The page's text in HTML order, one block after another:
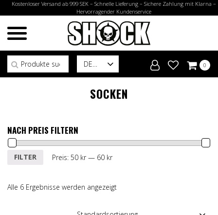
Kostenloser Versand ab 999 SEK – Schnelle Lieferung – Sichere Zahlung mit Klarna –
Hervorragender Kundenservice
DE
Suchen nach:
0
SOCKEN
NACH PREIS FILTERN
Min.
Max.
FILTER Preis: 50 kr— 60 kr
Alle 6 Ergebnisse werden angezeigt